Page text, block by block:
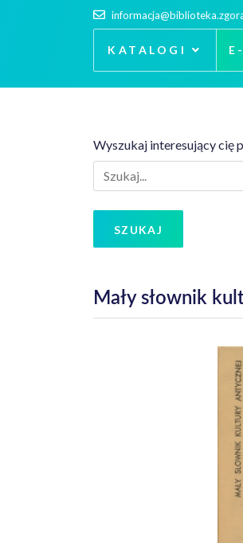
KATALOGI
Wyszukaj interesujący cię
SZUKAJ
Mały słownik